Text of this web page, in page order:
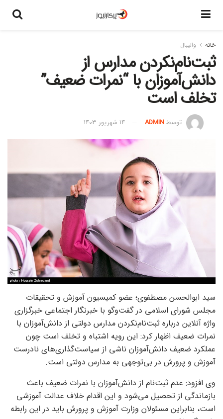
خانه والیبال
ثبت‌نام‌نکردن مدارس از
دانش‌آموزان با “نمرات ضعیف”
تخلف است
توسطADMIN 14 شهریور 1403
سید ابوالحسن مصطفوی؛ عضو کمیسیون آموزش و تحقیقات
مجلس شورای اسلامی در گفت‌وگو با خبرنگار اجتماعی خبرگزاری
واژه آنلاین درباره ثبت‌نام‌نکردن مدارس دولتی از دانش‌آموزان با
نمرات ضعیف اظهار کرد: این رویه اشتباه و تخلف است چون
عملکرد ضعیف دانش‌آموزان ناشی از سیاست‌گذاری‌های نادرست
آموزش و پرورش در بی‌توجهی به مدارس دولتی است.
وی افزود: عدم ثبت‌نام از دانش‌آموزان با نمرات ضعیف باعث
بازماندگی از تحصیل می‌شود و این اقدام خلاف عدالت آموزشی
است، بنابراین مسئولان وزارت آموزش و پرورش باید در این رابطه